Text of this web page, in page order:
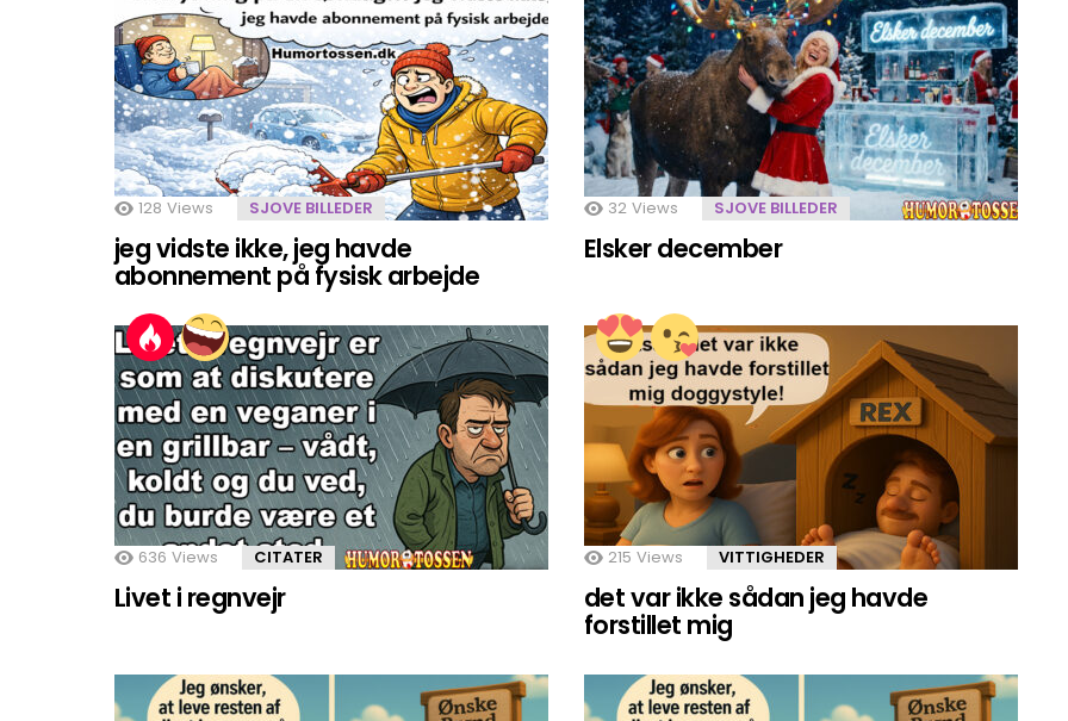
128 Views SJOVE BILLEDER
jeg vidste ikke, jeg havde
abonnement på fysisk arbejde
32 Views SJOVE BILLEDER
Elsker december
636 Views CITATER
Livet i regnvejr
215 Views VITTIGHEDER
det var ikke sådan jeg havde
forstillet mig